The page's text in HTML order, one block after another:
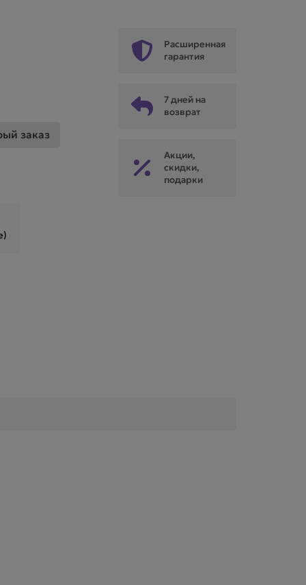
заказ
Расширенная
гарантия
7 дней на
возврат
Акции,
скидки,
подарки